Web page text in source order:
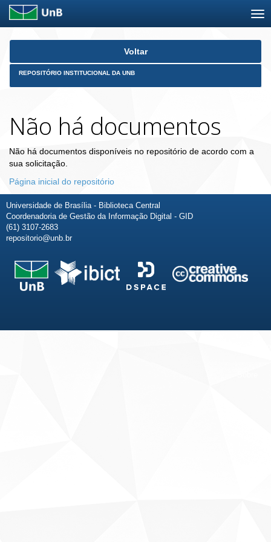
Skip
Voltar
REPOSITÓRIO INSTITUCIONAL DA UNB
Não há documentos
Não há documentos disponíveis no repositório de acordo com a
sua solicitação.
Página inicial do repositório
Universidade de Brasília - Biblioteca Central
Coordenadoria de Gestão da Informação Digital - GID
(61) 3107-2683
repositorio@unb.br